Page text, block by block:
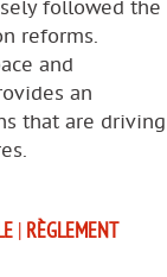
followed the
reforms.
and
an
that are driving
| RÈGLEMENT